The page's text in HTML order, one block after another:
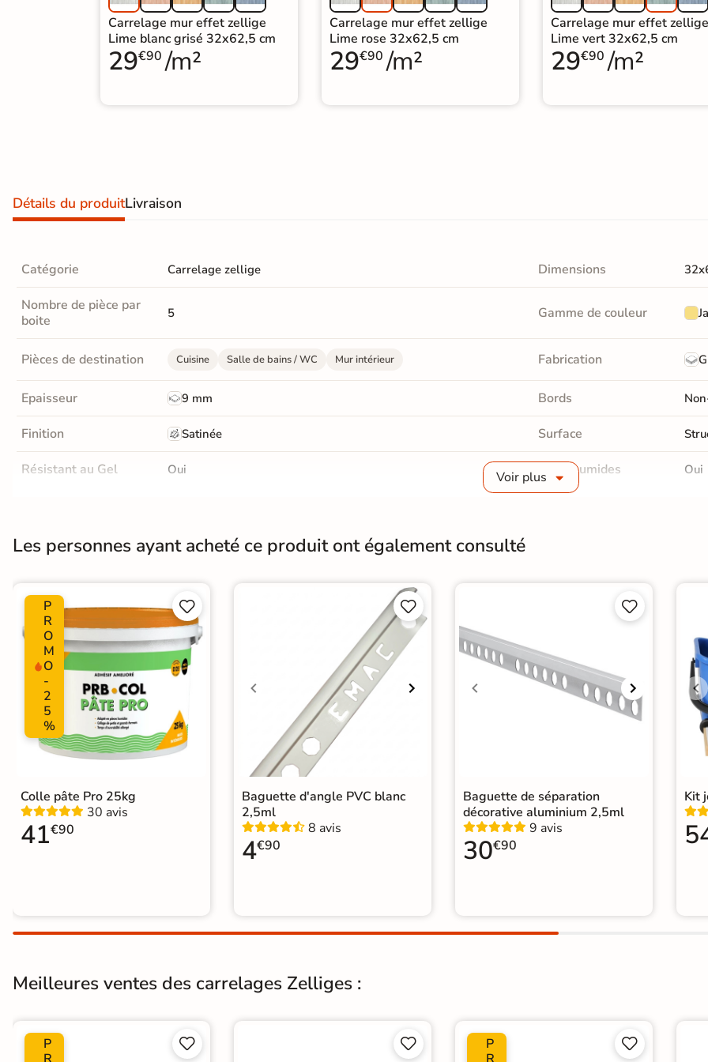
Carrelage extra fin
Carrelage brillant
BON PLAN
Livraison
OFFERTE
à partir de
En savoir
Carrelage mur effet zellige
Lime blanc grisé 32x62,5 cm
29€90 /m²
Carrelage mur effet zellige
Lime rose 32x62,5 cm
29€90 /m²
Carrelage mur effet zellige
Lime vert 32x62,5 cm
29€90 /m²
Détails du produitLivraison
Catégorie Carrelage zellige Dimensions
Nombre de pièce par
boite
5 Gamme de couleur
Pièces de destination Cuisine Salle de bains / WC Mur intérieur Fabrication
Epaisseur 9 mm Bords
Finition Satinée Surface
Résistant au Gel Oui Pièce humides Oui
Pose Coller
Catégories Zellige Carrelage sol cuisine
Carrelage WC
Voir plus
Les personnes ayant acheté ce produit ont également consulté
P
R
O
M
O
-
2
5
%


Colle pâte Pro 25kg
30 avis
41€90


Baguette d'angle PVC blanc
2,5ml
8 avis
4€90


Baguette de séparation
décorative aluminium 2,5ml
9 avis
30€90
Kit
Meilleures ventes des carrelages Zelliges :
P

 

P

